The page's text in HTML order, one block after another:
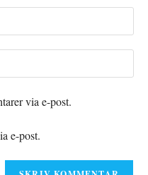
via e-post.
e-post.